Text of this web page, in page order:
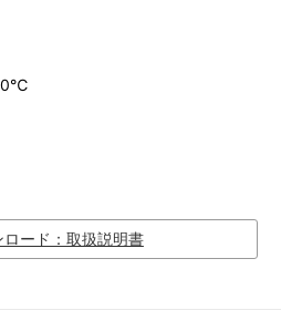
ード：取扱説明書